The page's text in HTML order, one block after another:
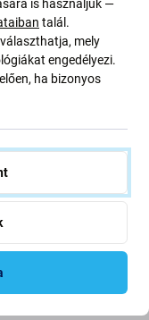
akkumulátorokat
az eszköz
tervezték, hogy
magas
minimális
minőségükben
ismertek és
4S2P
is használjuk —
talál.
mely
engedélyezi.
ha bizonyos